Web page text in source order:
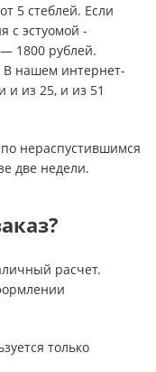
5 стеблей. Если
с эстуомой -
1800 рублей.
В нашем интернет-
и из 25, и из 51
нераспустившимся
две недели.
расчет.
только